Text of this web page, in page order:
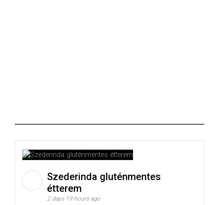
Szederinda gluténmentes
étterem
2 days 19 hours ago